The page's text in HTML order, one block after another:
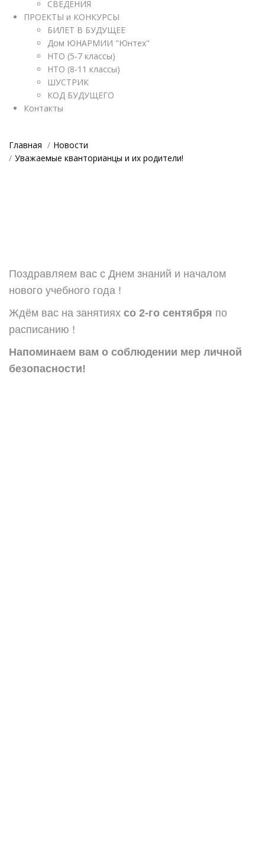
СВЕДЕНИЯ
ПРОЕКТЫ и КОНКУРСЫ
БИЛЕТ В БУДУЩЕЕ
Дом ЮНАРМИИ "Юнтех"
НТО (5-7 классы)
НТО (8-11 классы)
ШУСТРИК
КОД БУДУЩЕГО
Контакты
Главная
Новости
Уважаемые кванторианцы и их родители!
Поздравляем вас с Днем знаний и началом
нового учебного года !
Ждём вас на занятиях со 2-го сентября по
расписанию !
Напоминаем вам о соблюдении мер личной
безопасности!